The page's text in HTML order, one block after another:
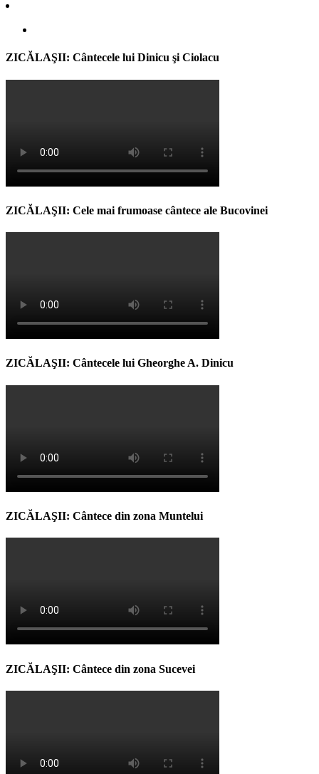
ZICĂLAŞII: Cântecele lui Dinicu şi Ciolacu
ZICĂLAŞII: Cele mai frumoase cântece ale Bucovinei
ZICĂLAŞII: Cântecele lui Gheorghe A. Dinicu
ZICĂLAŞII: Cântece din zona Muntelui
ZICĂLAŞII: Cântece din zona Sucevei